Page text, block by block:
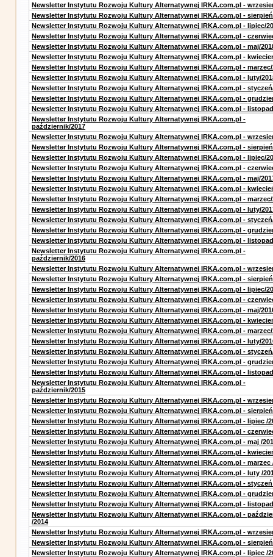
Newsletter Instytutu Rozwoju Kultury Alternatywnej IRKA.com.pl -
Newsletter Instytutu Rozwoju Kultury Alternatywnej IRKA.com.pl -
Newsletter Instytutu Rozwoju Kultury Alternatywnej IRKA.com.pl - lipiec/
Newsletter Instytutu Rozwoju Kultury Alternatywnej IRKA.com.pl -
Newsletter Instytutu Rozwoju Kultury Alternatywnej IRKA.com.pl - maj/
Newsletter Instytutu Rozwoju Kultury Alternatywnej IRKA.com.pl -
Newsletter Instytutu Rozwoju Kultury Alternatywnej IRKA.com.pl - marzec/
Newsletter Instytutu Rozwoju Kultury Alternatywnej IRKA.com.pl - luty/
Newsletter Instytutu Rozwoju Kultury Alternatywnej IRKA.com.pl -
Newsletter Instytutu Rozwoju Kultury Alternatywnej IRKA.com.pl -
Newsletter Instytutu Rozwoju Kultury Alternatywnej IRKA.com.pl -
Newsletter Instytutu Rozwoju Kultury Alternatywnej IRKA.com.pl -
październik/2017
Newsletter Instytutu Rozwoju Kultury Alternatywnej IRKA.com.pl -
Newsletter Instytutu Rozwoju Kultury Alternatywnej IRKA.com.pl -
Newsletter Instytutu Rozwoju Kultury Alternatywnej IRKA.com.pl - lipiec/
Newsletter Instytutu Rozwoju Kultury Alternatywnej IRKA.com.pl -
Newsletter Instytutu Rozwoju Kultury Alternatywnej IRKA.com.pl - maj/
Newsletter Instytutu Rozwoju Kultury Alternatywnej IRKA.com.pl -
Newsletter Instytutu Rozwoju Kultury Alternatywnej IRKA.com.pl - marzec/
Newsletter Instytutu Rozwoju Kultury Alternatywnej IRKA.com.pl - luty/
Newsletter Instytutu Rozwoju Kultury Alternatywnej IRKA.com.pl -
Newsletter Instytutu Rozwoju Kultury Alternatywnej IRKA.com.pl -
Newsletter Instytutu Rozwoju Kultury Alternatywnej IRKA.com.pl -
Newsletter Instytutu Rozwoju Kultury Alternatywnej IRKA.com.pl -
październik/2016
Newsletter Instytutu Rozwoju Kultury Alternatywnej IRKA.com.pl -
Newsletter Instytutu Rozwoju Kultury Alternatywnej IRKA.com.pl -
Newsletter Instytutu Rozwoju Kultury Alternatywnej IRKA.com.pl - lipiec/
Newsletter Instytutu Rozwoju Kultury Alternatywnej IRKA.com.pl -
Newsletter Instytutu Rozwoju Kultury Alternatywnej IRKA.com.pl - maj/
Newsletter Instytutu Rozwoju Kultury Alternatywnej IRKA.com.pl -
Newsletter Instytutu Rozwoju Kultury Alternatywnej IRKA.com.pl - marzec/
Newsletter Instytutu Rozwoju Kultury Alternatywnej IRKA.com.pl - luty/
Newsletter Instytutu Rozwoju Kultury Alternatywnej IRKA.com.pl -
Newsletter Instytutu Rozwoju Kultury Alternatywnej IRKA.com.pl -
Newsletter Instytutu Rozwoju Kultury Alternatywnej IRKA.com.pl -
Newsletter Instytutu Rozwoju Kultury Alternatywnej IRKA.com.pl -
październik/2015
Newsletter Instytutu Rozwoju Kultury Alternatywnej IRKA.com.pl -
Newsletter Instytutu Rozwoju Kultury Alternatywnej IRKA.com.pl -
Newsletter Instytutu Rozwoju Kultury Alternatywnej IRKA.com.pl - lipiec /
Newsletter Instytutu Rozwoju Kultury Alternatywnej IRKA.com.pl -
Newsletter Instytutu Rozwoju Kultury Alternatywnej IRKA.com.pl - maj /
Newsletter Instytutu Rozwoju Kultury Alternatywnej IRKA.com.pl -
Newsletter Instytutu Rozwoju Kultury Alternatywnej IRKA.com.pl - marzec
Newsletter Instytutu Rozwoju Kultury Alternatywnej IRKA.com.pl - luty /
Newsletter Instytutu Rozwoju Kultury Alternatywnej IRKA.com.pl - styczeń
Newsletter Instytutu Rozwoju Kultury Alternatywnej IRKA.com.pl -
Newsletter Instytutu Rozwoju Kultury Alternatywnej IRKA.com.pl - listopad
Newsletter Instytutu Rozwoju Kultury Alternatywnej IRKA.com.pl -
/2014
Newsletter Instytutu Rozwoju Kultury Alternatywnej IRKA.com.pl -
Newsletter Instytutu Rozwoju Kultury Alternatywnej IRKA.com.pl - sierpień
Newsletter Instytutu Rozwoju Kultury Alternatywnej IRKA.com.pl - lipiec /